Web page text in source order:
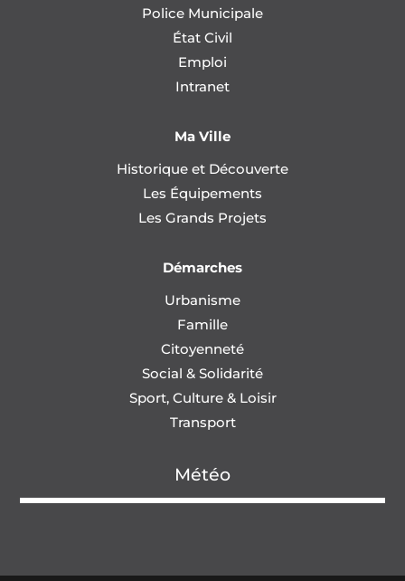
Police Municipale
État Civil
Emploi
Intranet
Ma Ville
Historique et Découverte
Les Équipements
Les Grands Projets
Démarches
Urbanisme
Famille
Citoyenneté
Social & Solidarité
Sport, Culture & Loisir
Transport
Météo